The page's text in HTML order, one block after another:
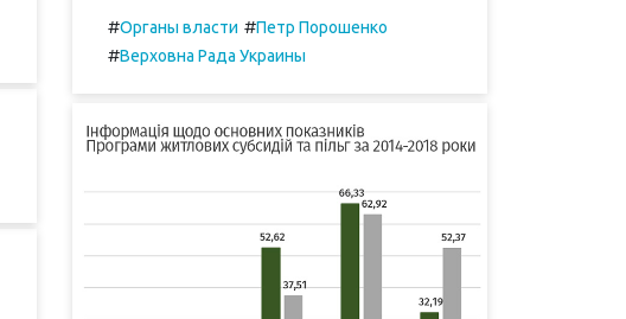
#Органы власти #Петр Порошенко
#Верховна Рада Украины